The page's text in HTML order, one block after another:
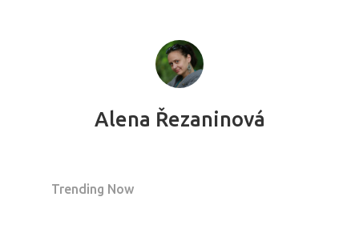
Alena Řezaninová
Trending Now